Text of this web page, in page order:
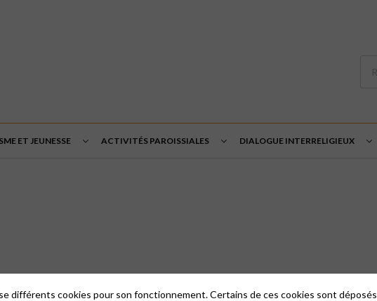
ET JEUNESSE ACTIVITÉS PAROISSIALES DIALOGUE INTERRELIGIEUX
différents cookies pour son fonctionnement. Certains de ces cookies sont déposés